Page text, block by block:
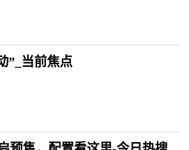
”_当前焦点